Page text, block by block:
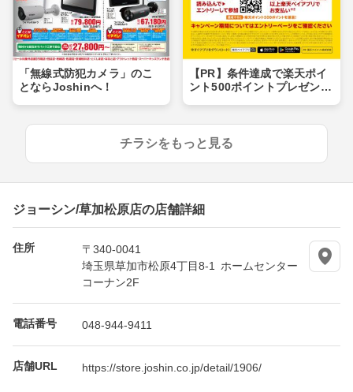
「無線式防犯カメラ」のこ
とならJoshinへ！
【PR】条件達成で楽天ポイ
ント500ポイントプレゼント
チラシをもっと見る
ジョーシン/草加松原店の店舗詳細
住所
〒340-0041
埼玉県草加市松原4丁目8-1 ホームセンター
コーナン2F
電話番号 048-944-9411
店舗URL https://store.joshin.co.jp/detail/1906/